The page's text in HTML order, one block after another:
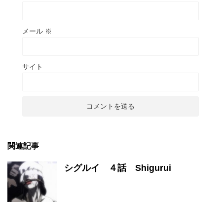
メール ※
サイト
関連記事
シグルイ ４話 Shigurui